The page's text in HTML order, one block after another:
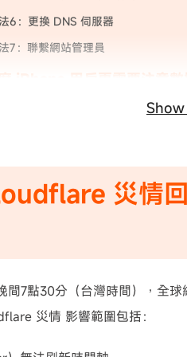
6：更換 DNS 伺服器
7：聯繫網站管理員
iPhone 用戶更需要注意數
災情
間7點30分（台灣時間），全
災情 影響範圍包括：